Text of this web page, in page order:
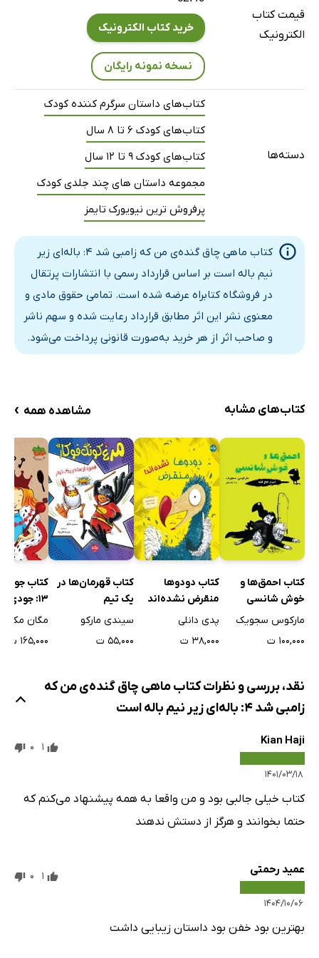
فصل 16: ماجراجویان بی‌باک در مقبره‌ی گمشده
فصل 17: کار ناتمام مومیایی
مسابقات خفن فرهنگی و ورزشی
فصل 4: درجا، چرخش، پرش
فصل 8: مسابقه‌ی زورکی
فصل 15: آیا ماهی ما به آخر خط رسید؟
فصل 17: پرادیپ خوش‌شانس می‌شود
ماهی چاق گنده‌ی من که زامبی شد (ماهی خیلی ژوراسیکی)
فصل 1: فقط دو بار شنا می‌کنیم
قیمت کتاب
الکترونیک
خرید کتاب الکترونیک
نسخه نمونه رایگان
دسته‌ها
کتاب‌های داستان سرگرم کننده کودک
کتاب‌های کودک 6 تا 8 سال
کتاب‌های کودک 9 تا 12 سال
مجموعه داستان های چند جلدی کودک
پرفروش ترین نیویورک تایمز
کتاب ماهی چاق گنده‌ی من که زامبی شد 4: باله‌ای زیر
نیم باله است بر اساس قرارداد رسمی با انتشارات پرتقال
در فروشگاه کتابراه عرضه شده است. تمامی حقوق مادی و
معنوی نشر این اثر مطابق قرارداد رعایت شده و سهم ناشر
و صاحب اثر از هر خرید به‌صورت قانونی پرداخت می‌شود.
کتاب‌های مشابه مشاهده همه ›
کتاب احمق‌ها و
خوش شانسی
مارکوس سجویک
۱۰۰,۰۰۰ ت
کتاب دودوها
منقرض نشده‌اند
پدی دانلی
۳۸,۰۰۰ ت
کتاب قهرمان‌ها در
یک تیم
سیندی مارکو
۵۵,۰۰۰ ت
کتاب
13: جودی
می‌شود
مگان مک
۱۶۵,۰۰۰ ت
نقد، بررسی و نظرات کتاب ماهی چاق گنده‌ی من که
زامبی شد 4: باله‌ای زیر نیم باله است
Kian Haji
۱۴۰۱/۰۳/۱۸
1
0
کتاب خیلی جالبی بود و من واقعا به همه پیشنهاد می‌کنم که
حتما بخوانند و هرگز از دستش ندهند
عمید رحمتی
۱۴۰۴/۱۰/۰۶
1
0
بهترین بود خفن بود داستان زیبایی داشت